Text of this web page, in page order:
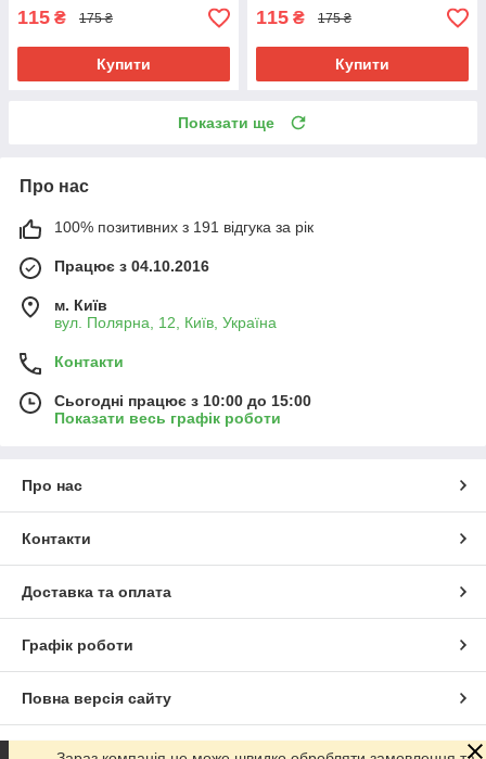
115 ₴ 175 ₴
Купити
115 ₴ 175 ₴
Купити
Показати ще
Про нас
100% позитивних з 191 відгука за рік
Працює з 04.10.2016
м. Київ
вул. Полярна, 12, Київ, Україна
Контакти
Сьогодні працює з 10:00 до 15:00
Показати весь графік роботи
Про нас
Контакти
Доставка та оплата
Графік роботи
Повна версія сайту
Сайт створено на маркетплейсіProm.ua